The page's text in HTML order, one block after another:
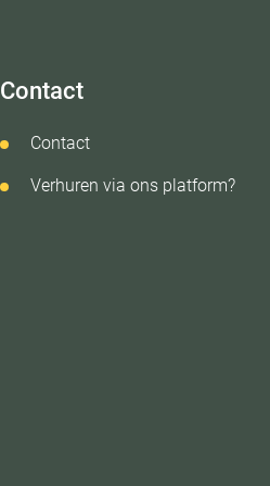
Contact
Contact
Verhuren via ons platform?